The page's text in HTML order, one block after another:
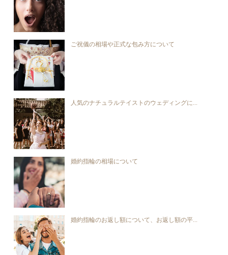
ご祝儀の相場や正式な包み方について
人気のナチュラルテイストのウェディングに...
婚約指輪の相場について
婚約指輪のお返し額について、お返し額の平...